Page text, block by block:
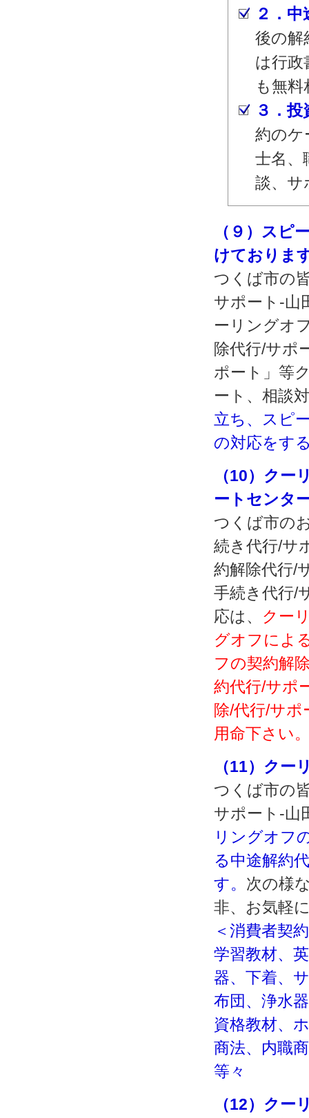
２．
後の解
は行政
も無
３．
約のケ
士名、
談、サ
（９）スピ
けておりま
つくば市の
サポート‐山
ーリングオ
除代行/サポ
ポート」等
ート、相談
立ち、スピ
の対応をす
（10）クー
ートセンタ
つくば市の
続き代行/サ
約解除代行/
手続き代行/
応は、 クー
グオフによ
フの契約解
約代行/サポ
除/代行/サポ
用命下さい
（11）クー
つくば市の
サポート‐山
リングオフ
る中途解約
す。 次の様
非、お気軽
＜消費者契
学習教材、
器、下着、
布団、浄水
資格教材、
商法、内職
等々
（12）クー